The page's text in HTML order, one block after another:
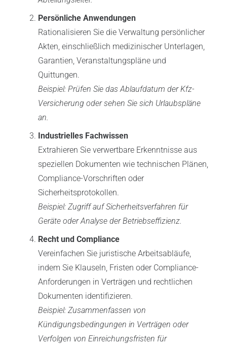
Persönliche Anwendungen
Rationalisieren Sie die Verwaltung persönlicher
Akten, einschließlich medizinischer Unterlagen,
Garantien, Veranstaltungspläne und
Quittungen.
Beispiel: Prüfen Sie das Ablaufdatum der Kfz-
Versicherung oder sehen Sie sich Urlaubspläne
an.
Industrielles Fachwissen
Extrahieren Sie verwertbare Erkenntnisse aus
speziellen Dokumenten wie technischen Plänen,
Compliance-Vorschriften oder
Sicherheitsprotokollen.
Beispiel: Zugriff auf Sicherheitsverfahren für
Geräte oder Analyse der Betriebseffizienz.
Recht und Compliance
Vereinfachen Sie juristische Arbeitsabläufe,
indem Sie Klauseln, Fristen oder Compliance-
Anforderungen in Verträgen und rechtlichen
Dokumenten identifizieren.
Beispiel: Zusammenfassen von
Kündigungsbedingungen in Verträgen oder
Verfolgen von Einreichungsfristen für